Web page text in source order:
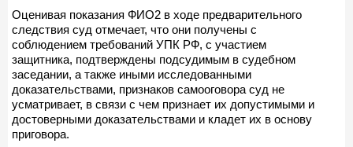
Оценивая показания ФИО2 в ходе предварительного
следствия суд отмечает, что они получены с
соблюдением требований УПК РФ, с участием
защитника, подтверждены подсудимым в судебном
заседании, а также иными исследованными
доказательствами, признаков самооговора суд не
усматривает, в связи с чем признает их допустимыми и
достоверными доказательствами и кладет их в основу
приговора.